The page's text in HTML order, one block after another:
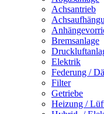
Achsantrieb
Bremsanlage
Elektrik
Federung /
Filter
Getriebe
Heizung /